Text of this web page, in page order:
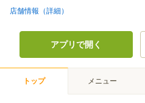
店舗情報（詳細）
アプリで開く
トップ メニュー